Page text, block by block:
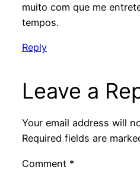
muito com que me
tempos.
Reply
Leave a
Your email address will
Required fields are
Comment *